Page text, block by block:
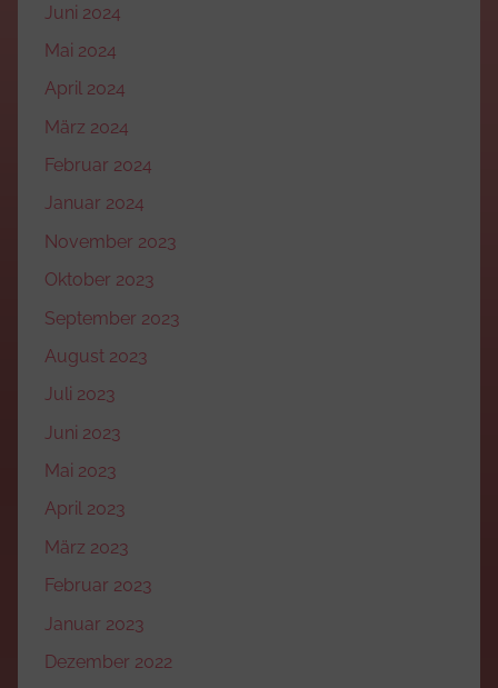
Juni 2024
Mai 2024
April 2024
März 2024
Februar 2024
Januar 2024
November 2023
Oktober 2023
September 2023
August 2023
Juli 2023
Juni 2023
Mai 2023
April 2023
März 2023
Februar 2023
Januar 2023
Dezember 2022